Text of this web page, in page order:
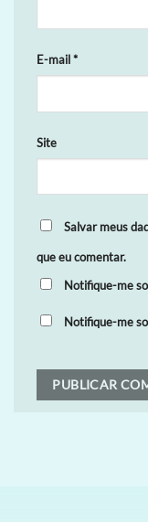
E-mail *
Site
Salvar meus
que eu comentar.
Notifique-me
Notifique-me